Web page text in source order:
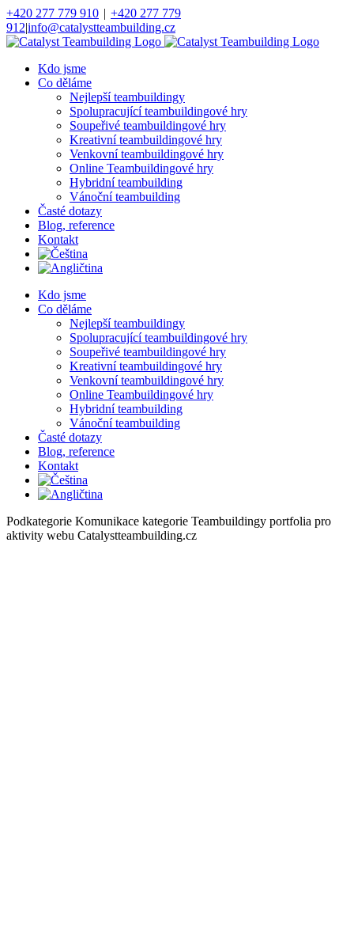
Přeskočit
na
obsah
+420 277 779 910 | +420 277 779
912|info@catalystteambuilding.cz
Facebook
Instagram
Kdo jsme
Co děláme
Nejlepší teambuildingy
Spolupracující teambuildingové hry
Soupeřivé teambuildingové hry
Kreativní teambuildingové hry
Venkovní teambuildingové hry
Online Teambuildingové hry
Hybridní teambuilding
Vánoční teambuilding
Časté dotazy
Blog, reference
Kontakt
Kdo jsme
Co děláme
Nejlepší teambuildingy
Spolupracující teambuildingové hry
Soupeřivé teambuildingové hry
Kreativní teambuildingové hry
Venkovní teambuildingové hry
Online Teambuildingové hry
Hybridní teambuilding
Vánoční teambuilding
Časté dotazy
Blog, reference
Kontakt
Podkategorie Komunikace kategorie Teambuildingy portfolia pro
aktivity webu Catalystteambuilding.cz